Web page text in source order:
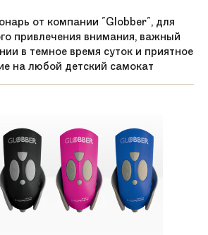
от компании "Globber", для
привлечения внимания, важный
в темное время суток и приятное
на любой детский самокат